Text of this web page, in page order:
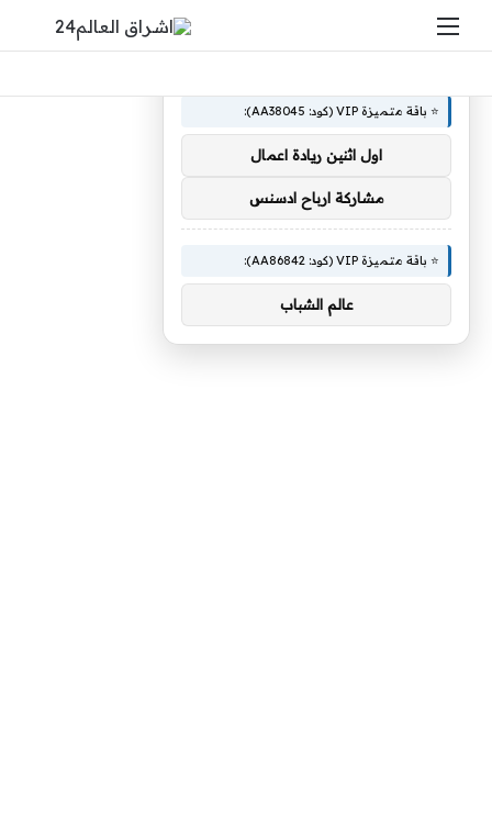
القائمة
🚀 توصيات : ×
⭐ باقة متميزة VIP (كود: AA38045):
اول اثنين ريادة اعمال
مشاركة ارباح ادسنس
⭐ باقة متميزة VIP (كود: AA86842):
عالم الشباب